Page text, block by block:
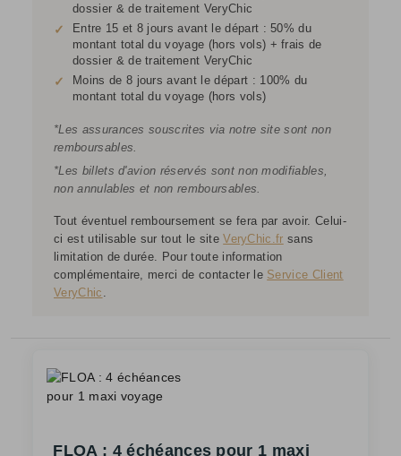
dossier & de traitement VeryChic
✓
Entre 15 et 8 jours avant le départ : 50% du
montant total du voyage (hors vols) + frais de
dossier & de traitement VeryChic
✓
Moins de 8 jours avant le départ : 100% du
montant total du voyage (hors vols)
*Les assurances souscrites via notre site sont non
remboursables.
*Les billets d'avion réservés sont non modifiables,
non annulables et non remboursables.
Tout éventuel remboursement se fera par avoir. Celui-
ci est utilisable sur tout le siteVeryChic.fr sans
limitation de durée. Pour toute information
complémentaire, merci de contacter le Service Client
VeryChic
FLOA : 4 échéances pour 1 maxi